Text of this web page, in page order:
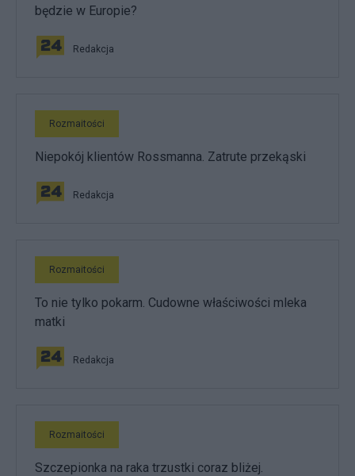
będzie w Europie?
Redakcja
Rozmaitości
Niepokój klientów Rossmanna. Zatrute przekąski
Redakcja
Rozmaitości
To nie tylko pokarm. Cudowne właściwości mleka
matki
Redakcja
Rozmaitości
Szczepionka na raka trzustki coraz bliżej.